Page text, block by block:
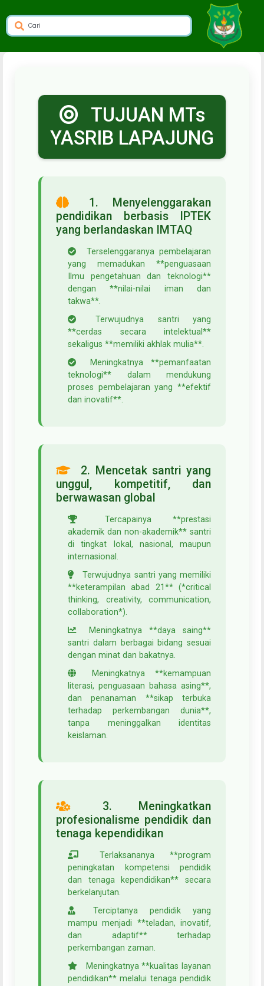
TUJUAN MTs
YASRIB LAPAJUNG
1. Menyelenggarakan
pendidikan berbasis IPTEK
yang berlandaskan IMTAQ
Terselenggaranya pembelajaran
yang memadukan **penguasaan
Ilmu pengetahuan dan teknologi**
dengan **nilai-nilai iman dan
takwa**.
Terwujudnya santri yang
**cerdas secara intelektual**
sekaligus **memiliki akhlak mulia**.
Meningkatnya **pemanfaatan
teknologi** dalam mendukung
proses pembelajaran yang **efektif
dan inovatif**.
2. Mencetak santri yang
unggul, kompetitif, dan
berwawasan global
Tercapainya **prestasi
akademik dan non-akademik** santri
di tingkat lokal, nasional, maupun
internasional.
Terwujudnya santri yang memiliki
**keterampilan abad 21** (*critical
thinking, creativity, communication,
collaboration*).
Meningkatnya **daya saing**
santri dalam berbagai bidang sesuai
dengan minat dan bakatnya.
Meningkatnya **kemampuan
literasi, penguasaan bahasa asing**,
dan penanaman **sikap terbuka
terhadap perkembangan dunia**,
tanpa meninggalkan identitas
keislaman.
3. Meningkatkan
profesionalisme pendidik dan
tenaga kependidikan
Terlaksananya **program
peningkatan kompetensi pendidik
dan tenaga kependidikan** secara
berkelanjutan.
Terciptanya pendidik yang
mampu menjadi **teladan, inovatif,
dan adaptif** terhadap
perkembangan zaman.
Meningkatnya **kualitas layanan
pendidikan** melalui tenaga pendidik